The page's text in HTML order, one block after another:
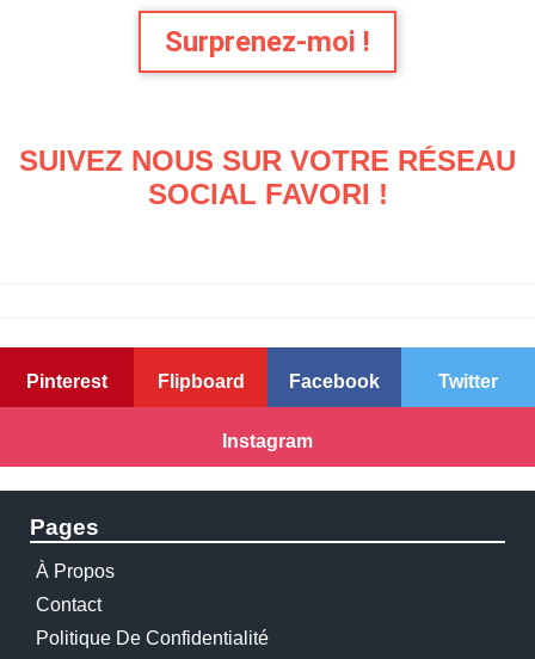
Surprenez-moi !
SUIVEZ NOUS SUR VOTRE RÉSEAU
SOCIAL FAVORI !
Pinterest Flipboard Facebook Twitter
Instagram
Pages
À Propos
Contact
Politique De Confidentialité